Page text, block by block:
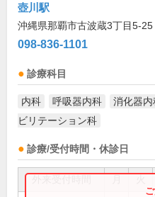
壺川駅
沖縄県那覇市古波蔵3丁目5-25
098-836-1101
診療科目
内科 呼吸器内科 消化器内
ビリテーション科
診療/受付時間・休診日